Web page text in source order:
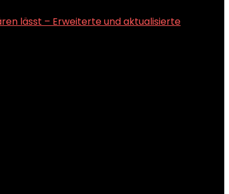
lässt – Erweiterte und aktualisierte